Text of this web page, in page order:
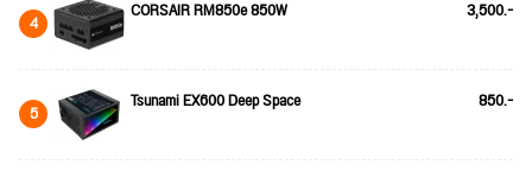
4 CORSAIR RM850e 850W 3,500.-
5 Tsunami EX600 Deep Space 850.-